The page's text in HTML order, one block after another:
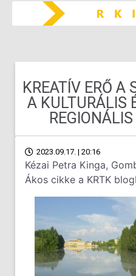
KREATÍV ERŐ A
A KULTURÁLIS
2023.09.17. | 20:16
Kézai Petra Kinga,
Ákos cikke a KRTK